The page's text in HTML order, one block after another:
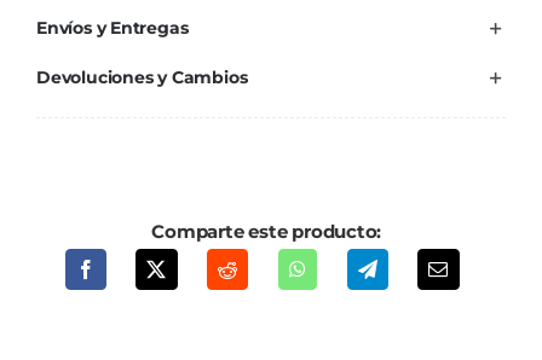
Envíos y Entregas
Devoluciones y Cambios
Comparte este producto: